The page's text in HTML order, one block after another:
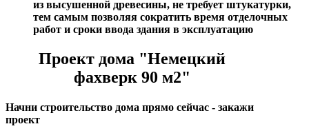
из высушенной древесины, не требует штукатурки,
тем самым позволяя сократить время отделочных
работ и сроки ввода здания в эксплуатацию
Проект дома "Немецкий
фахверк 90 м2"
Начни строительство дома прямо сейчас - закажи
проект